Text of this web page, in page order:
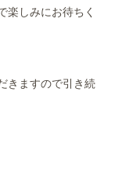
楽しみにお待ちく
きますので引き続